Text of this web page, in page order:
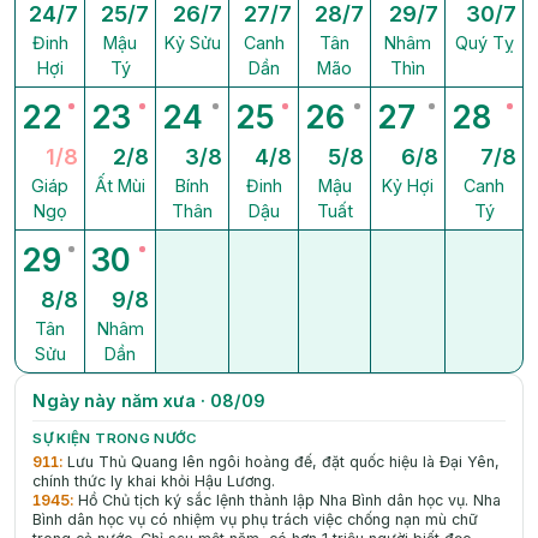
24/7
Đinh
Hợi
25/7
Mậu
Tý
26/7
Kỷ Sửu
27/7
Canh
Dần
28/7
Tân
Mão
29/7
Nhâm
Thìn
30/7
Quý Tỵ
22
1/8
Giáp
Ngọ
23
2/8
Ất Mùi
24
3/8
Bính
Thân
25
4/8
Đinh
Dậu
26
5/8
Mậu
Tuất
27
6/8
Kỷ Hợi
28
7/8
Canh
Tý
29
8/8
Tân
Sửu
30
9/8
Nhâm
Dần
Ngày này năm xưa · 08/09
SỰ KIỆN TRONG NƯỚC
911:Lưu Thủ Quang lên ngôi hoàng đế, đặt quốc hiệu là Đại Yên,
chính thức ly khai khỏi Hậu Lương.
1945:Hồ Chủ tịch ký sắc lệnh thành lập Nha Bình dân học vụ. Nha
Bình dân học vụ có nhiệm vụ phụ trách việc chống nạn mù chữ